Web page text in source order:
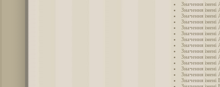
Значення імені
Значення імені
Значення імені
Значення імені
Значення імені
Значення імені
Значення імені
Значення імені
Значення імені
Значення імені
Значення імені
Значення імені
Значення імені
Значення імені